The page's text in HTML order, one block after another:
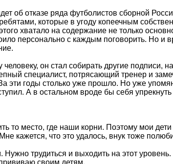
об отказе ряда футболистов сборной
которые в угоду копеечным
хватало на содержание не только
персонально с каждым поговорить. Но
он стал собирать другие подписи,
специалист, потрясающий тренер и
годы столько уже прошло. Но уже
А в остальном вроде бы себя
то место, где наши корни. Поэтому мои
кажется, что это удалось, внук тоже
Нужно трудиться и выходить на этот
своим детям.